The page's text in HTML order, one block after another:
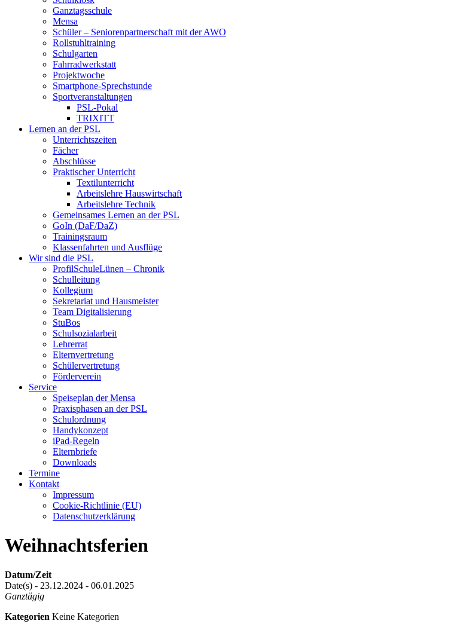
Ganztagsschule
Mensa
Schüler – Seniorenpartnerschaft mit der AWO
Rollstuhltraining
Schulgarten
Fahrradwerkstatt
Projektwoche
Smartphone-Sprechstunde
Sportveranstaltungen
PSL-Pokal
TRIXITT
Lernen an der PSL
Unterrichtszeiten
Fächer
Abschlüsse
Praktischer Unterricht
Textilunterricht
Arbeitslehre Hauswirtschaft
Arbeitslehre Technik
Gemeinsames Lernen an der PSL​
GoIn (DaF/DaZ)
Trainingsraum
Klassenfahrten und Ausflüge
Wir sind die PSL
ProfilSchuleLünen – Chronik
Schulleitung
Kollegium
Sekretariat und Hausmeister
Team Digitalisierung
StuBos
Schulsozialarbeit
Lehrerrat
Elternvertretung
Schülervertretung
Förderverein
Service
Speiseplan der Mensa
Praxisphasen an der PSL
Schulordnung
Handykonzept
iPad-Regeln
Elternbriefe
Downloads
Termine
Kontakt
Impressum
Cookie-Richtlinie (EU)
Datenschutzerklärung
Weihnachtsferien
Datum/Zeit
Date(s) - 23.12.2024 - 06.01.2025
Ganztägig
Kategorien Keine Kategorien